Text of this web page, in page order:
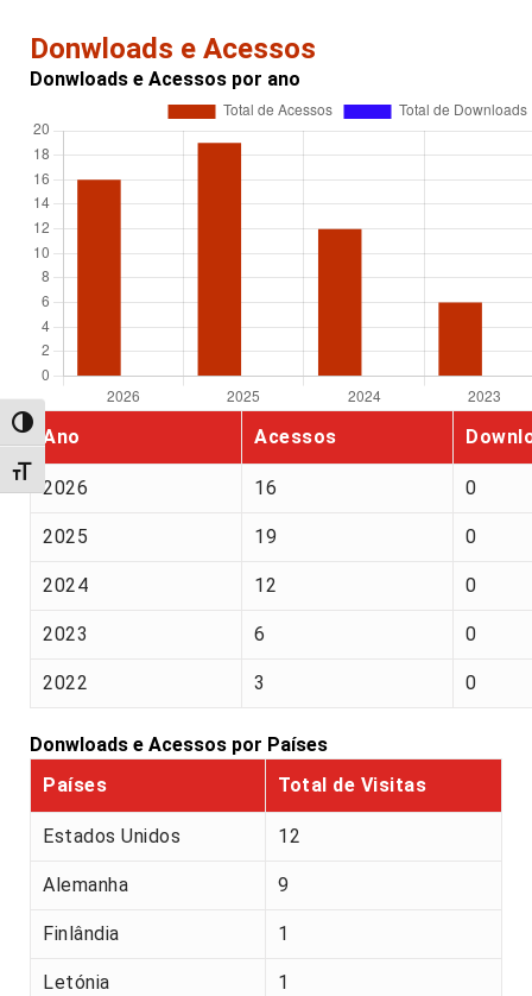
Alternar alto contraste
Alternar tamanho da fonte
Donwloads e Acessos
Donwloads e Acessos por ano
Ano Acessos
2026 16 0
2025 19 0
2024 12 0
2023 6 0
2022 3 0
Donwloads e Acessos por Países
Países
Total de Visitas
Estados Unidos 12
Alemanha 9
Finlândia 1
Letónia 1